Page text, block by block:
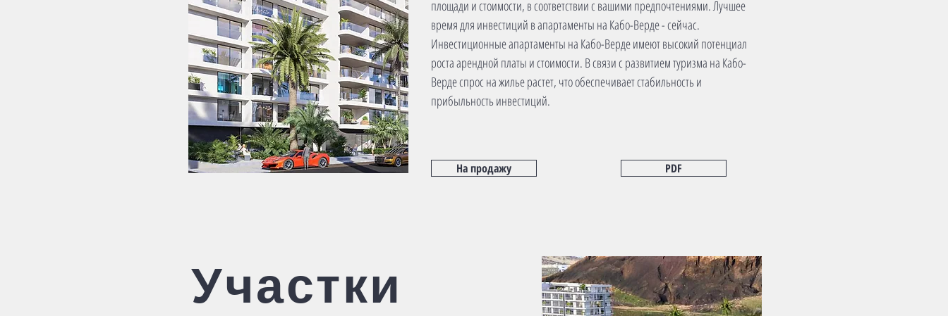
площади и стоимости, в соответствии с вашими предпочтениями. Лучшее
время для инвестиций в апартаменты на Кабо-Верде - сейчас.
Инвестиционные апартаменты на Кабо-Верде имеют высокий потенциал
роста арендной платы и стоимости. В связи с развитием туризма на Кабо-
Верде спрос на жилье растет, что обеспечивает стабильность и
прибыльность инвестиций.
На продажу PDF
Участки